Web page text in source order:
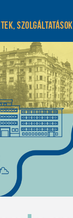
szolgáltatások